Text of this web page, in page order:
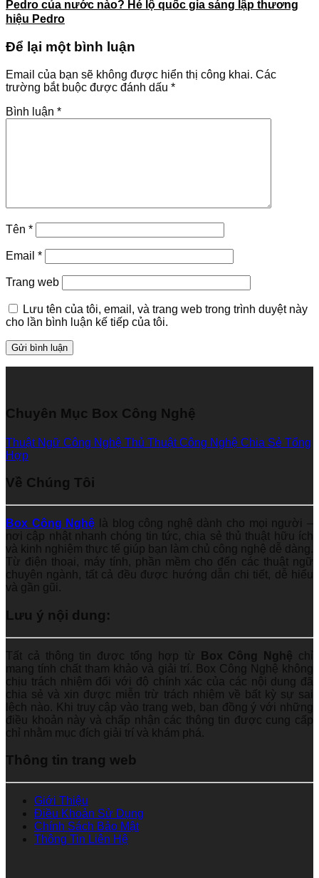
Pedro của nước nào? Hé lộ quốc gia sáng lập thương
hiệu Pedro
Để lại một bình luận
Email của bạn sẽ không được hiển thị công khai. Các
trường bắt buộc được đánh dấu *
Bình luận *
Tên *
Email *
Trang web
Lưu tên của tôi, email, và trang web trong trình duyệt này
cho lần bình luận kế tiếp của tôi.
Chuyên Mục Box Công Nghệ
Thuật Ngữ Công Nghệ Thủ Thuật Công Nghệ Chia Sẻ Tổng
Hợp
Về Chúng Tôi
Box Công Nghệ là blog công nghệ dành cho mọi người –
nơi cập nhật nhanh chóng tin tức, chia sẻ thủ thuật hữu ích
và kinh nghiệm thực tế giúp bạn làm chủ công nghệ dễ dàng.
Từ điện thoại, máy tính, phần mềm cho đến các thuật ngữ
chuyên ngành, tất cả đều được hướng dẫn chi tiết, dễ hiểu
và gần gũi.
Lưu ý nội dung:
Tất cả thông tin được tổng hợp từ Box Công Nghệ chỉ
mang tính chất tham khảo và giải trí. Box Công Nghệ không
chịu trách nhiệm đối với độ chính xác của các nội dung đã
chia sẻ và xin được miễn trừ trách nhiệm về bất kỳ sự sai
lệch nào. Khi truy cập vào trang web, bạn đồng ý với những
điều khoản này và chấp nhận các thông tin được cung cấp
chỉ nhằm mục đích giải trí và khám phá.
Thông tin trang web
Giới Thiệu
Điều Khoản Sử Dụng
Chính Sách Bảo Mật
Thông Tin Liên Hệ